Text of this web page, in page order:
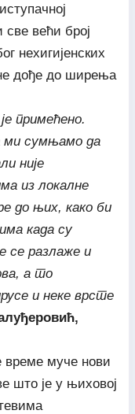
већи број
нехигијенских
дође до ширења
примећено.
ми сумњамо да
није
из локалне
до њих, како би
када су
се разлаже и
а то
и неке врсте
време муче нови
што је у њиховој